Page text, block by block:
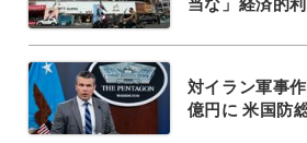
対イラン軍事
億円に 米国防